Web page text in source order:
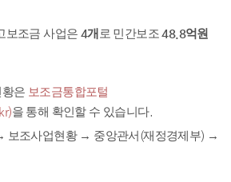
보조금 사업은 4개 로 민간보조48.8억원
은 보조금통합포털
을 통해 확인할 수 있습니다.
보조사업현황 → 중앙관서(재정경제부) →